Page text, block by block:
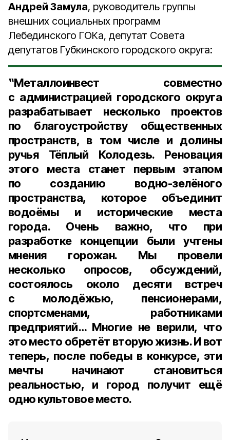
Андрей Замула, руководитель группы
внешних социальных программ
Лебединского ГОКа, депутат Совета
депутатов Губкинского городского округа:
‟Металлоинвест совместно
с администрацией городского округа
разрабатывает несколько проектов
по благоустройству общественных
пространств, в том числе и долины
ручья Тёплый Колодезь. Реновация
этого места станет первым этапом
по созданию водно-зелёного
пространства, которое объединит
водоёмы и исторические места
города. Очень важно, что при
разработке концепции были учтены
мнения горожан. Мы провели
несколько опросов, обсуждений,
состоялось около десяти встреч
с молодёжью, пенсионерами,
спортсменами, работниками
предприятий… Многие не верили, что
это место обретёт вторую жизнь. И вот
теперь, после победы в конкурсе, эти
мечты начинают становиться
реальностью, и город получит ещё
одно культовое место.